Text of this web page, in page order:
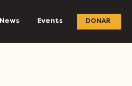
News Events DONAR